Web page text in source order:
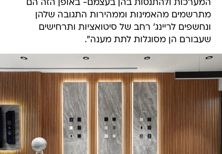
המערכות ולהתנסות בהן בעצמם- באופן הזה הם
מתרשמים מהאמינות וממהירות התגובה שלהן
ונחשפים לריינג' רחב של סיטואציות ותרחישים
שעבורם הן מסוגלות לתת מענה".